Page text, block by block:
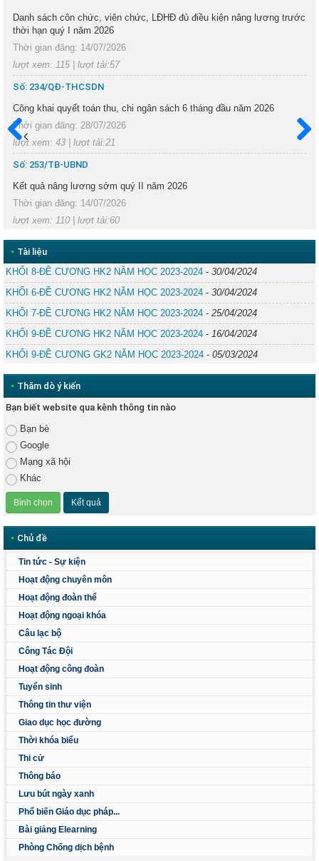
Sau
Trước
Danh sách côn chức, viên chức, LĐHĐ đủ điều kiện nâng lương trước
thời hạn quý I năm 2026
Thời gian đăng: 14/07/2026
lượt xem: 115 | lượt tải:57
Số: 234/QĐ-THCSDN
Công khai quyết toán thu, chi ngân sách 6 tháng đầu năm 2026
Thời gian đăng: 28/07/2026
lượt xem: 43 | lượt tải:21
Số: 253/TB-UBND
Kết quả nâng lương sớm quý II năm 2026
Thời gian đăng: 14/07/2026
lượt xem: 110 | lượt tải:60
• Tài liệu
KHỐI 8-ĐỀ CƯƠNG HK2 NĂM HỌC 2023-2024 - 30/04/2024
KHỐI 6-ĐỀ CƯƠNG HK2 NĂM HỌC 2023-2024 - 30/04/2024
KHỐI 7-ĐỀ CƯƠNG HK2 NĂM HỌC 2023-2024 - 25/04/2024
KHỐI 9-ĐỀ CƯƠNG HK2 NĂM HỌC 2023-2024 - 16/04/2024
KHỐI 9-ĐỀ CƯƠNG GK2 NĂM HỌC 2023-2024 - 05/03/2024
• Thăm dò ý kiến
Bạn biết website qua kênh thông tin nào
Bạn bè
Google
Mạng xã hội
Khác
• Chủ đề
Tin tức - Sự kiện
Hoạt động chuyên môn
Hoạt động đoàn thể
Hoạt động ngoại khóa
Câu lạc bộ
Công Tác Đội
Hoạt động công đoàn
Tuyển sinh
Thông tin thư viện
Giao dục học đường
Thời khóa biểu
Thi cử
Thông báo
Lưu bút ngày xanh
Phổ biến Giáo dục pháp...
Bài giảng Elearning
Phòng Chống dịch bệnh